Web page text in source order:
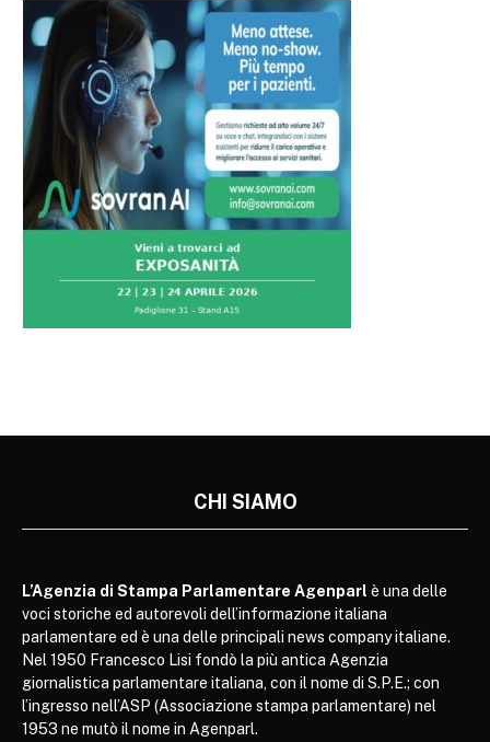
CHI SIAMO
L’Agenzia di Stampa Parlamentare Agenparl è una delle
voci storiche ed autorevoli dell’informazione italiana
parlamentare ed è una delle principali news company italiane.
Nel 1950 Francesco Lisi fondò la più antica Agenzia
giornalistica parlamentare italiana, con il nome di S.P.E.; con
l’ingresso nell’ASP (Associazione stampa parlamentare) nel
1953 ne mutò il nome in Agenparl.